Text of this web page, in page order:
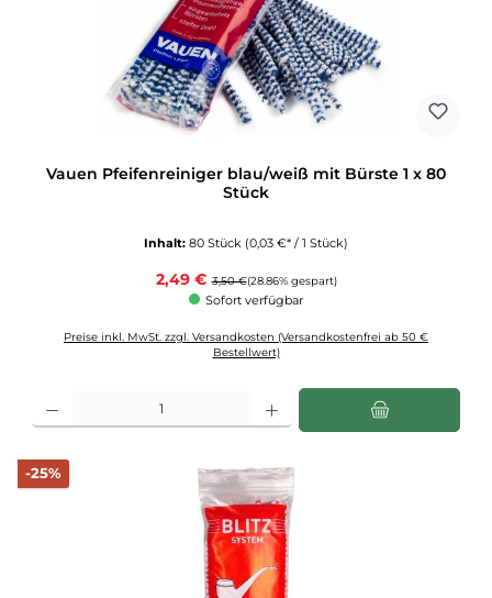
Vauen Pfeifenreiniger blau/weiß mit Bürste 1 x 80
Stück
Inhalt: 80 Stück (0,03 €* / 1 Stück)
Verkaufspreis:
2,49 € Regulärer Preis:
3,50 €(28.86% gespart)
Sofort verfügbar
Preise inkl. MwSt. zzgl. Versandkosten (Versandkostenfrei ab 50 €
Bestellwert)
-25%Rabatt